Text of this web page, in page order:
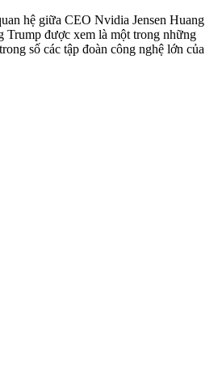
hệ giữa CEO Nvidia Jensen Huang
Trump được xem là một trong những
số các tập đoàn công nghệ lớn của